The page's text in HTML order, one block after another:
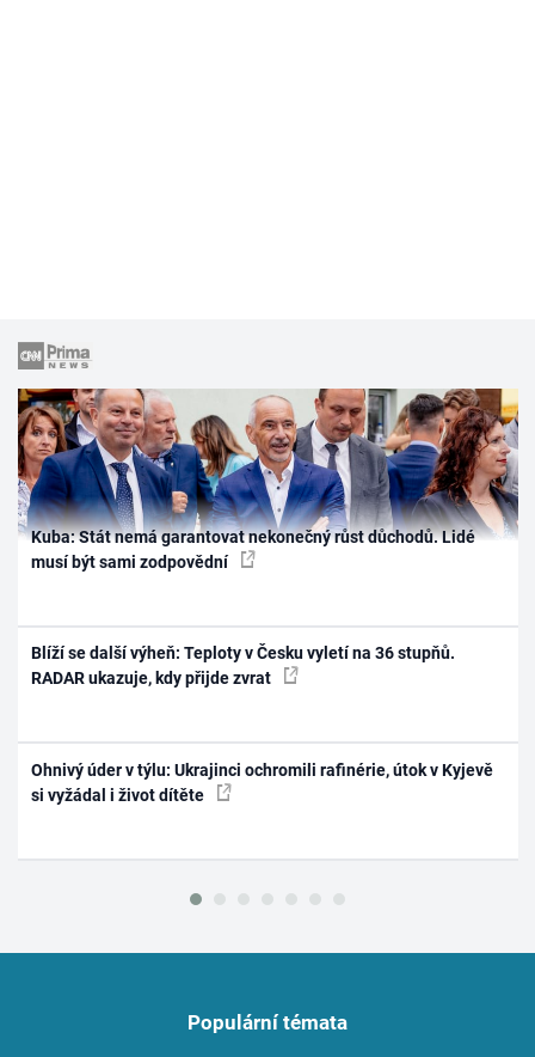
Kuba: Stát nemá garantovat nekonečný růst důchodů. Lidé
musí být sami zodpovědní
Blíží se další výheň: Teploty v Česku vyletí na 36 stupňů.
RADAR ukazuje, kdy přijde zvrat
Ohnivý úder v týlu: Ukrajinci ochromili rafinérie, útok v Kyjevě
si vyžádal i život dítěte
Populární témata